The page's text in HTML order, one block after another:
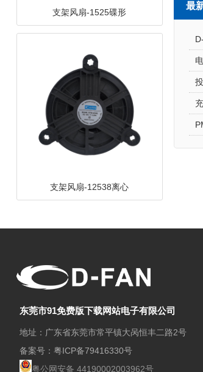
支架风扇-12538离心
DC鼓风机-8030-A
支架风扇-9025碟形
最
东莞市91免费版下载网站电子有限公司
地址：广东省东莞市常平镇大呙恒丰二路2号
备案号： 粤ICP备79416330号
粤公网安备 44190002003962号